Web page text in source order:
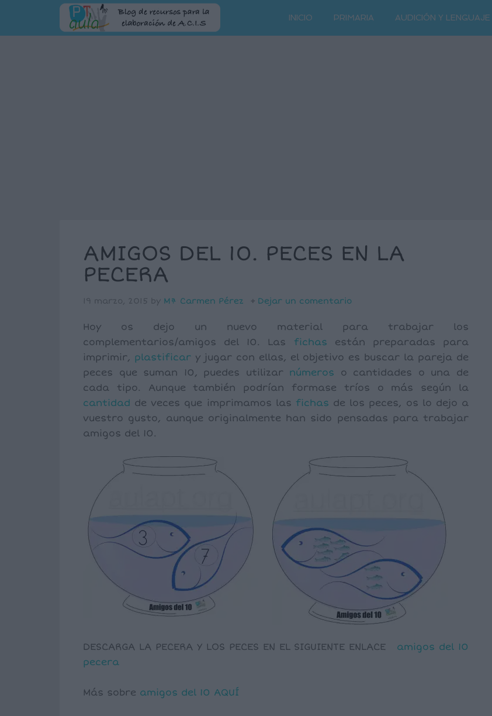
INICIO PRIMARIA AUDICIÓN Y LENGUAJE
AMIGOS DEL 10. PECES EN LA
PECERA
19 marzo, 2015 by Mª Carmen Pérez Dejar un comentario
Hoy os dejo un nuevo material para trabajar los
complementarios/amigos del 10. Las fichas están preparadas para
imprimir, plastificary jugar con ellas, el objetivo es buscar la pareja de
peces que suman 10, puedes utilizar números o cantidades o una de
cada tipo. Aunque también podrían formase tríos o más según la
cantidad de veces que imprimamos las fichas de los peces, os lo dejo a
vuestro gusto, aunque originalmente han sido pensadas para trabajar
amigos del 10.
DESCARGA LA PECERA Y LOS PECES EN EL SIGUIENTE ENLACE amigos del 10
pecera
Más sobre amigos del 10 AQUÍ